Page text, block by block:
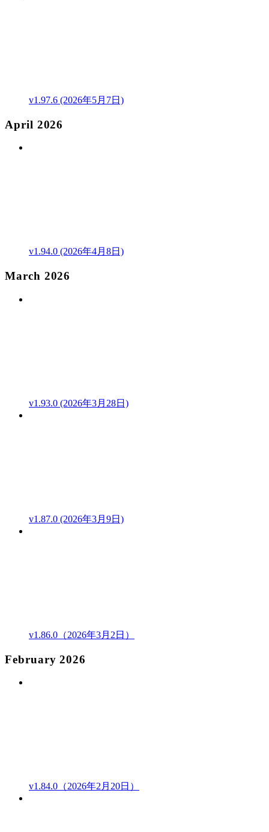
v1.97.6 (2026年5月7日)
April 2026
v1.94.0 (2026年4月8日)
March 2026
v1.93.0 (2026年3月28日)
v1.87.0 (2026年3月9日)
v1.86.0（2026年3月2日）
February 2026
v1.84.0（2026年2月20日）